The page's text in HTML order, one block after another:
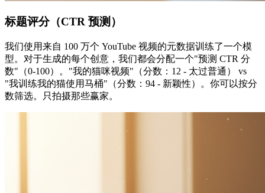
标题评分（CTR 预测）
我们使用来自 100 万个 YouTube 视频的元数据训练了一个模
型。对于生成的每个创意，我们都会分配一个"预测 CTR 分
数"（0-100）。"我的猫咪视频"（分数：12 - 太过普通） vs
"我训练我的猫使用马桶"（分数：94 - 新颖性）。你可以按分
数筛选。只拍摄那些赢家。